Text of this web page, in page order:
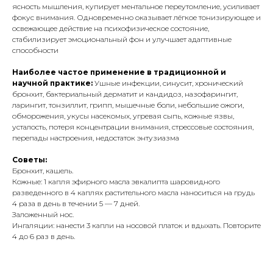
ясность мышления, купирует ментальное переутомление, усиливает
фокус внимания. Одновременно оказывает лёгкое тонизирующее и
освежающее действие на психофизическое состояние,
стабилизирует эмоциональный фон и улучшает адаптивные
способности
Наиболее частое применение в традиционной и
научной практике: Ушные инфекции, синусит, хронический
бронхит, бактериальный дерматит и кандидоз, назофарингит,
ларингит, тонзиллит, грипп, мышечные боли, небольшие ожоги,
обморожения, укусы насекомых, угревая сыпь, кожные язвы,
усталость, потеря концентрации внимания, стрессовые состояния,
перепады настроения, недостаток энтузиазма
Советы:
Бронхит, кашель.
Кожные: 1 капля эфирного масла эвкалипта шаровидного
разведенного в 4 каплях растительного масла наноситься на грудь
4 раза в день в течении 5 — 7 дней.
Заложенный нос.
Ингаляции: нанести 3 капли на носовой платок и вдыхать. Повторите
4 до 6 раз в день.